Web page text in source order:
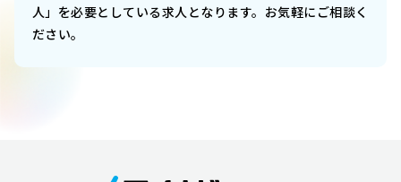
人」を必要としている求人となります。お気軽にご相談く
ださい。